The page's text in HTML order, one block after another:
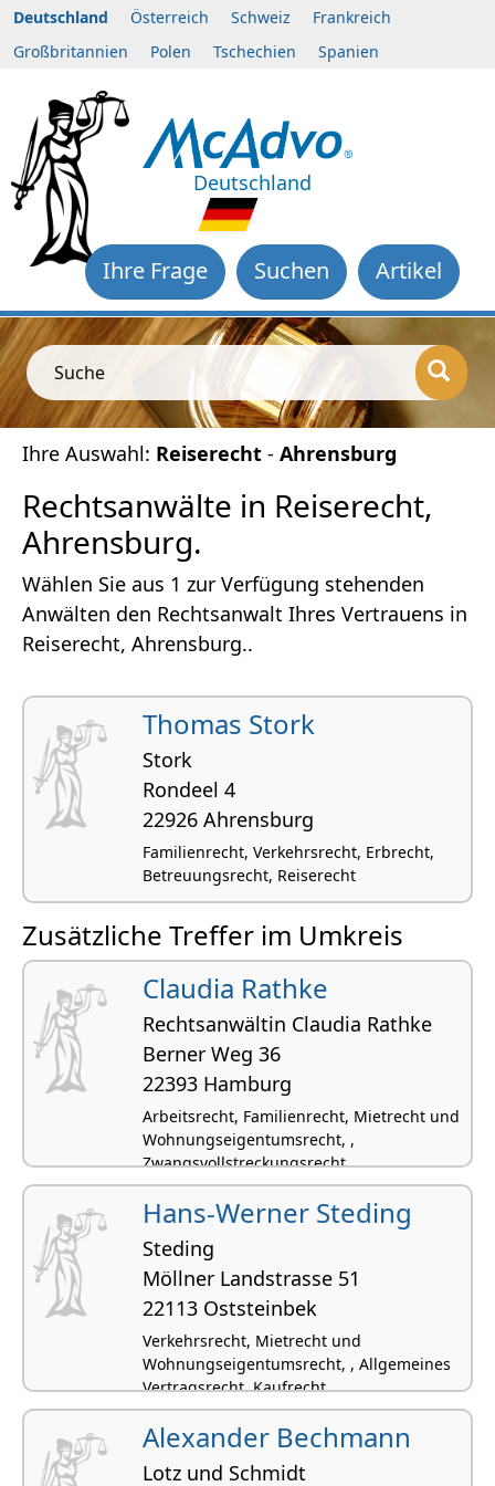
Deutschland Österreich Schweiz
Frankreich
Großbritannien
Polen Tschechien Spanien
Deutschland
Artikel
Suchen
Ihre Frage
Suche
Ihre Auswahl: Reiserecht - Ahrensburg
Rechtsanwälte in Reiserecht,
Ahrensburg.
Wählen Sie aus 1 zur Verfügung stehenden
Anwälten den Rechtsanwalt Ihres Vertrauens in
Reiserecht, Ahrensburg..
Thomas Stork
Stork
Rondeel 4
22926 Ahrensburg
Familienrecht, Verkehrsrecht, Erbrecht,
Betreuungsrecht, Reiserecht
Zusätzliche Treffer im Umkreis
Claudia Rathke
Rechtsanwältin Claudia Rathke
Berner Weg 36
22393 Hamburg
Arbeitsrecht, Familienrecht, Mietrecht und
Wohnungseigentumsrecht, ,
Zwangsvollstreckungsrecht
Hans-Werner Steding
Steding
Möllner Landstrasse 51
22113 Oststeinbek
Verkehrsrecht, Mietrecht und
Wohnungseigentumsrecht, , Allgemeines
Vertragsrecht, Kaufrecht
Alexander Bechmann
Lotz und Schmidt